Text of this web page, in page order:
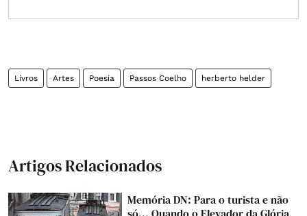
Livros Artes Poesia Passos Coelho herberto helder
Artigos Relacionados
Memória DN: Para o turista e não